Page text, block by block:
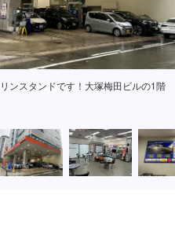
ンスタンドです！大塚梅田ビルの1階